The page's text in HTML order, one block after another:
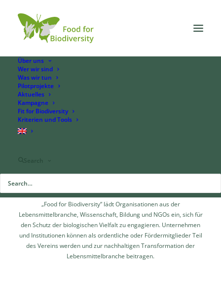
Über uns
Wer wir sind
Was wir tun
Pilotprojekte
Aktuelles
Kampagne
Fit for Biodiversity
Kriterien und Tools
Mitgliederservice
Werden Sie Teil eines engagierten Netzwerks, das Biodiversität in
Sie können Pilotprojekte zur Förderung der Biodiversität
unterstützen und aktiv in Arbeitsgruppen Ihre Ideen einbringen.
„Food for Biodiversity“ lädt Organisationen aus der
Lebensmittelbranche, Wissenschaft, Bildung und NGOs ein, sich für
den Schutz der biologischen Vielfalt zu engagieren. Unternehmen
und Institutionen können als ordentliche oder Fördermitglieder Teil
des Vereins werden und zur nachhaltigen Transformation der
Lebensmittelbranche beitragen.